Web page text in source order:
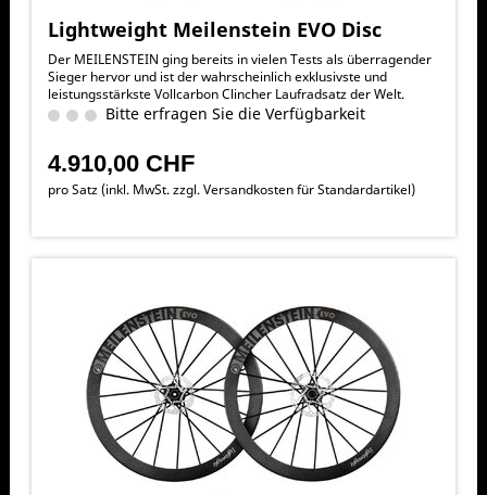
Lightweight Meilenstein EVO Disc
Der MEILENSTEIN ging bereits in vielen Tests als überragender
Sieger hervor und ist der wahrscheinlich exklusivste und
leistungsstärkste Vollcarbon Clincher Laufradsatz der Welt.
Bitte erfragen Sie die Verfügbarkeit
4.910,00 CHF
pro Satz (inkl. MwSt. zzgl.Versandkosten für Standardartikel)